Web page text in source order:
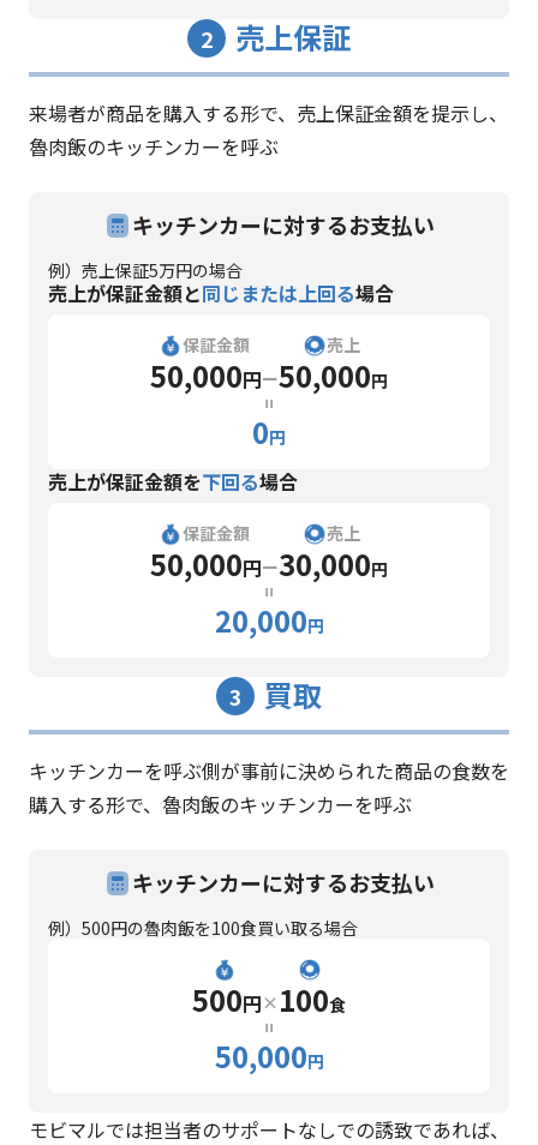
2 売上保証
来場者が商品を購入する形で、売上保証金額を提示し、
魯肉飯のキッチンカーを呼ぶ
キッチンカーに対するお支払い
例）売上保証5万円の場合
売上が保証金額と同じまたは上回る場合
保証金額
50,000円ー
売上
50,000円
0円
売上が保証金額を下回る場合
保証金額
50,000円ー
売上
30,000円
20,000円
3 買取
キッチンカーを呼ぶ側が事前に決められた商品の食数を
購入する形で、魯肉飯のキッチンカーを呼ぶ
キッチンカーに対するお支払い
例）500円の魯肉飯を100食買い取る場合
500円× 100食
50,000円
モビマルでは担当者のサポートなしでの誘致であれば、